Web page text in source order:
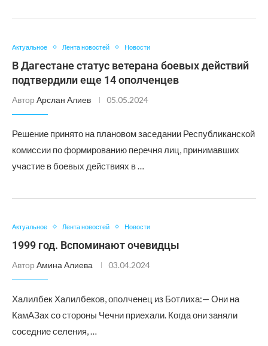
Актуальное Лента новостей Новости
В Дагестане статус ветерана боевых действий
подтвердили еще 14 ополченцев
Автор Арслан Алиев 05.05.2024
Решение принято на плановом заседании Республиканской
комиссии по формированию перечня лиц, принимавших
участие в боевых действиях в …
Актуальное Лента новостей Новости
1999 год. Вспоминают очевидцы
Автор Амина Алиева 03.04.2024
Халилбек Халилбеков, ополченец из Ботлиха:— Они на
КамАЗах со стороны Чечни приехали. Когда они заняли
соседние селения, …